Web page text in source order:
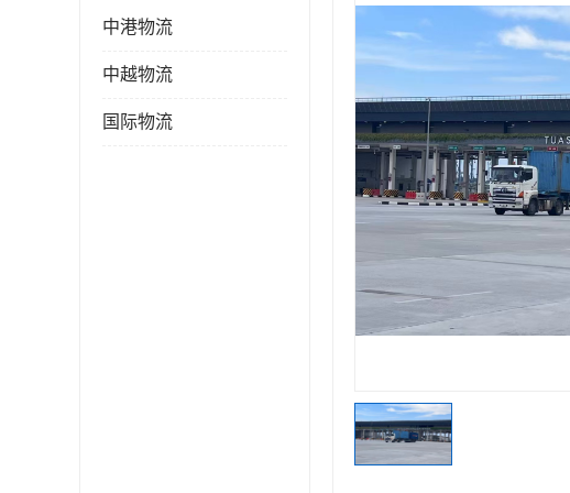
中港物流
中越物流
国际物流